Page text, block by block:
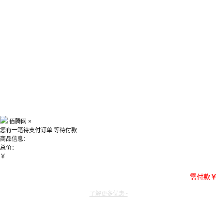
佰腾网 ×
您有一笔待支付订单 等待付款
商品信息：
总价：
￥
需付款￥
了解更多优惠~